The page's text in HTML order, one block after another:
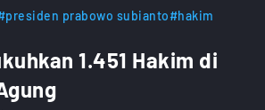
prabowo subianto#hakim
1.451 Hakim di